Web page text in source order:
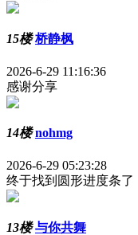
15楼 桥静枫
2026-6-29 11:16:36
感谢分享
14楼 nohmg
2026-6-29 05:23:28
终于找到圆形进度条了
13楼 与你共舞